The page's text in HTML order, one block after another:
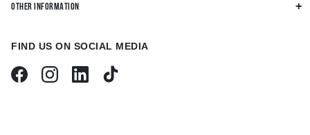
OTHER INFORMATION
FIND US ON SOCIAL MEDIA